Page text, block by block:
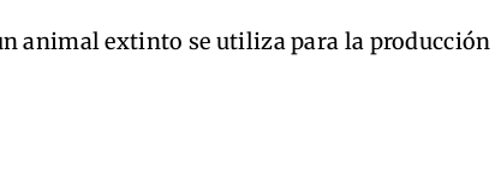
animal extinto se utiliza para la producción